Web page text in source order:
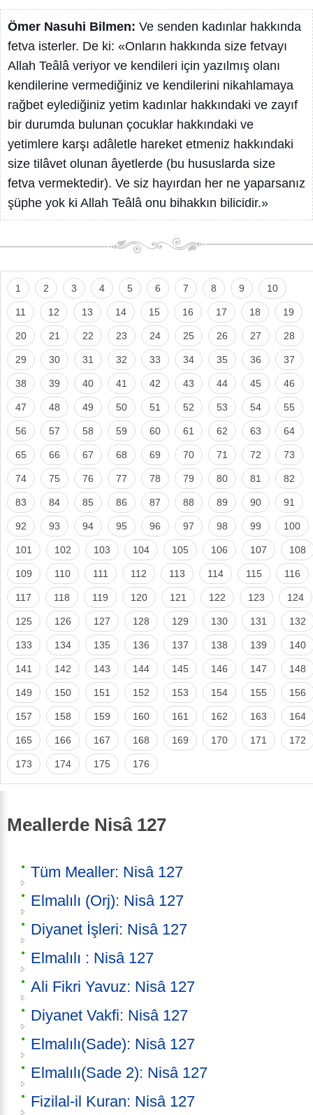
Ömer Nasuhi Bilmen: Ve senden kadınlar hakkında
fetva isterler. De ki: «Onların hakkında size fetvayı
Allah Teâlâ veriyor ve kendileri için yazılmış olanı
kendilerine vermediğiniz ve kendilerini nikahlamaya
rağbet eylediğiniz yetim kadınlar hakkındaki ve zayıf
bir durumda bulunan çocuklar hakkındaki ve
yetimlere karşı adâletle hareket etmeniz hakkındaki
size tilâvet olunan âyetlerde (bu hususlarda size
fetva vermektedir). Ve siz hayırdan her ne yaparsanız
şüphe yok ki Allah Teâlâ onu bihakkın bilicidir.»
1 2 3 4 5 6 7 8 9 10
11 12 13 14 15 16 17 18 19
20 21 22 23 24 25 26 27 28
29 30 31 32 33 34 35 36 37
38 39 40 41 42 43 44 45 46
47 48 49 50 51 52 53 54 55
56 57 58 59 60 61 62 63 64
65 66 67 68 69 70 71 72 73
74 75 76 77 78 79 80 81 82
83 84 85 86 87 88 89 90 91
92 93 94 95 96 97 98 99 100
101 102 103 104 105 106 107 108
109 110 111 112 113 114 115 116
117 118 119 120 121 122 123 124
125 126 127 128 129 130 131 132
133 134 135 136 137 138 139 140
141 142 143 144 145 146 147 148
149 150 151 152 153 154 155 156
157 158 159 160 161 162 163 164
165 166 167 168 169 170 171 172
173 174 175 176
Meallerde Nisâ 127
Tüm Mealler: Nisâ 127
Elmalılı (Orj): Nisâ 127
Diyanet İşleri: Nisâ 127
Elmalılı : Nisâ 127
Ali Fikri Yavuz: Nisâ 127
Diyanet Vakfi: Nisâ 127
Elmalılı(Sade): Nisâ 127
Elmalılı(Sade 2): Nisâ 127
Fizilal-il Kuran: Nisâ 127